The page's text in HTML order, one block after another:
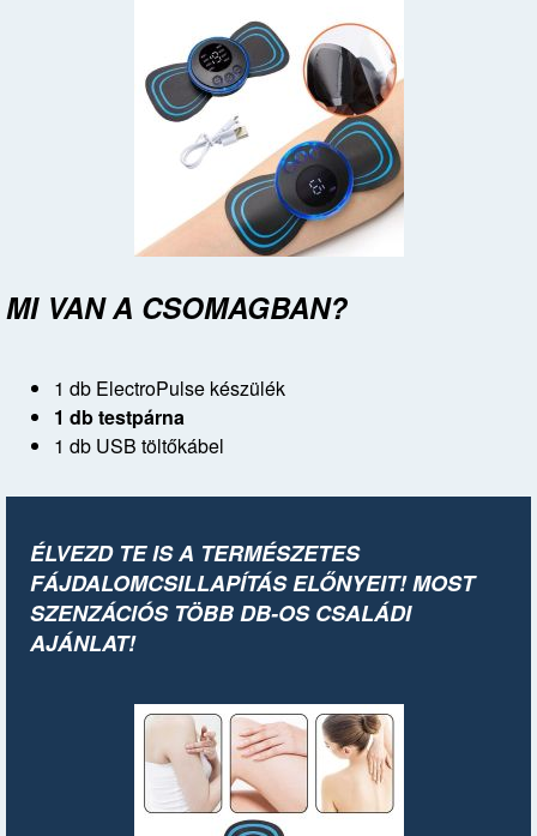
MI VAN A CSOMAGBAN?
1 db ElectroPulse készülék
1 db testpárna
1 db USB töltőkábel
ÉLVEZD TE IS A TERMÉSZETES
FÁJDALOMCSILLAPÍTÁS ELŐNYEIT! MOST
SZENZÁCIÓS TÖBB DB-OS CSALÁDI
AJÁNLAT!